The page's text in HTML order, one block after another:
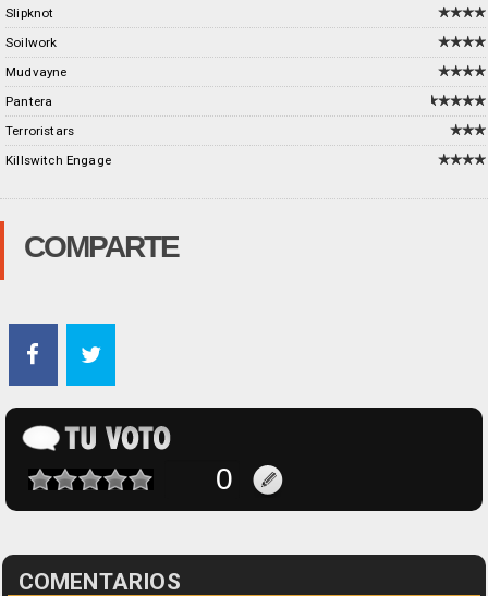
Slipknot
Soilwork
Mudvayne
Pantera
Terroristars
Killswitch Engage
COMPARTE
COMENTARIOS